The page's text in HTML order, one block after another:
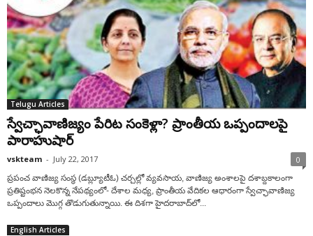
Telugu Articles
స్వేచ్ఛావాణిజ్యం పేరిట సంకెళ్లా? ప్రాంతీయ ఒప్పందాలపై
పారాహుషార్‌
vskteam - July 22, 2017 0
ప్రపంచ వాణిజ్య సంస్థ (డబ్ల్యూటీఓ) చర్చల్లో వ్యవసాయ, వాణిజ్య అంశాలపై దశాబ్దకాలంగా
ప్రతిష్టంభన నెలకొన్న నేపథ్యంలో- దేశాల మధ్య, ప్రాంతీయ వేదికల ఆధారంగా స్వేచ్ఛావాణిజ్య
ఒప్పందాలు మొగ్గ తొడుగుతున్నాయి. ఈ దిశగా హైదరాబాద్‌లో...
English Articles